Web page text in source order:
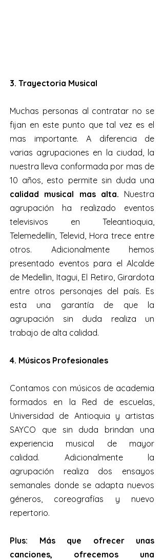
3. Trayectoria Musical
Muchas personas al contratar no se
fijan en este punto que tal vez es el
mas importante. A diferencia de
varias agrupaciones en la ciudad, la
nuestra lleva conformada por mas de
10 años, esto permite sin duda una
calidad musical mas alta. Nuestra
agrupación ha realizado eventos
televisivos en Teleantioquia,
Telemedellín, Televid, Hora trece entre
otros. Adicionalmente hemos
presentado eventos para el Alcalde
de Medellin, Itagui, El Retiro, Girardota
entre otros personajes del país. Es
esta una garantía de que la
agrupación sin duda realiza un
trabajo de alta calidad.
4. Músicos Profesionales
Contamos con músicos de academia
formados en la Red de escuelas,
Universidad de Antioquia y artistas
SAYCO que sin duda brindan una
experiencia musical de mayor
calidad. Adicionalmente la
agrupación realiza dos ensayos
semanales donde se adapta nuevos
géneros, coreografías y nuevo
repertorio.
Plus: Más que ofrecer unas
canciones, ofrecemos una